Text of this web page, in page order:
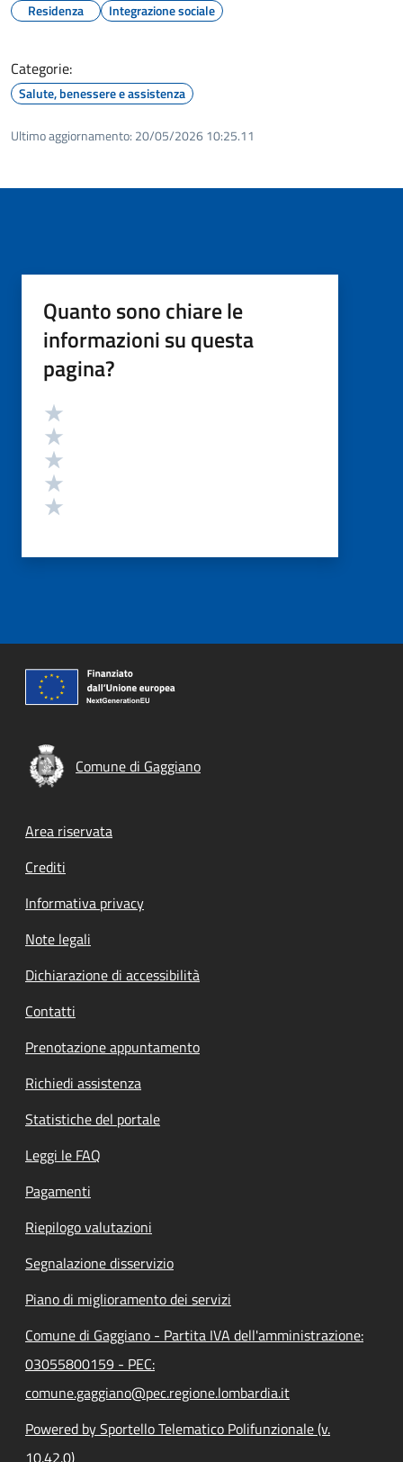
Residenza Integrazione sociale
Categorie:
Salute, benessere e assistenza
Ultimo aggiornamento: 20/05/2026 10:25.11
Quanto sono chiare le
informazioni su questa
pagina?
Valutazione
Comune di Gaggiano
Footer menu
Area riservata
Crediti
Informativa privacy
Note legali
Dichiarazione di accessibilità
Contatti
Prenotazione appuntamento
Richiedi assistenza
Statistiche del portale
Leggi le FAQ
Pagamenti
Riepilogo valutazioni
Segnalazione disservizio
Piano di miglioramento dei servizi
Comune di Gaggiano - Partita IVA dell'amministrazione:
03055800159 - PEC:
comune.gaggiano@pec.regione.lombardia.it
Powered by Sportello Telematico Polifunzionale (v.